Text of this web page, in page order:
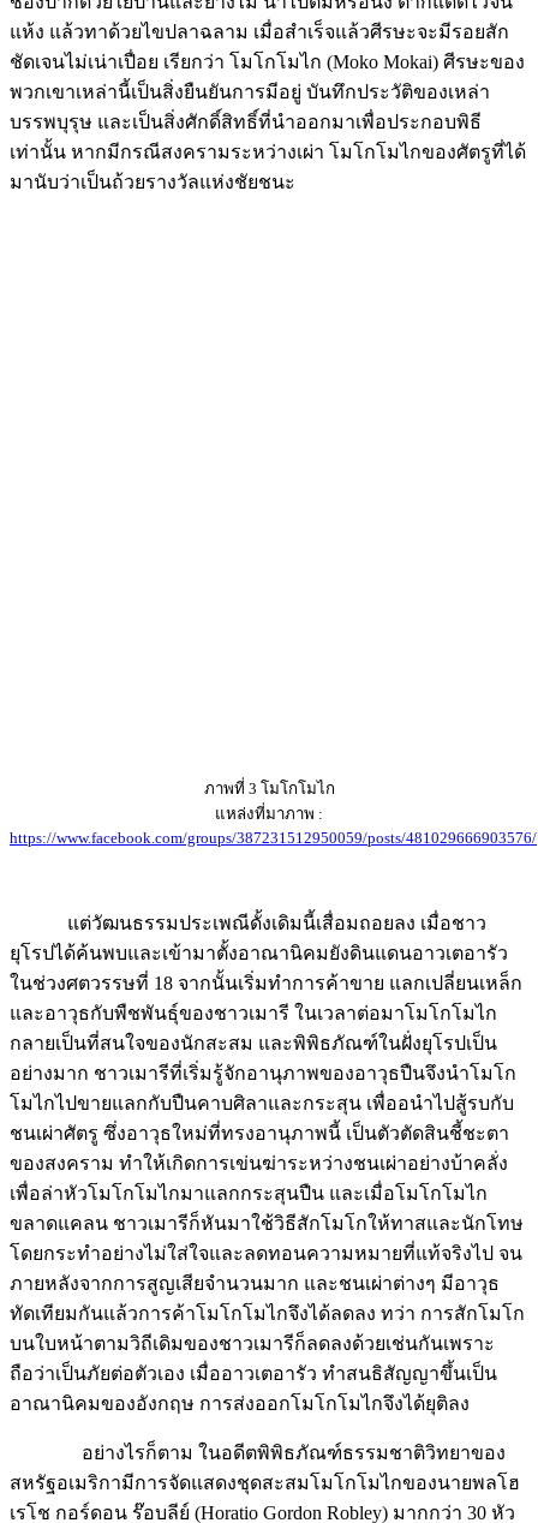
แห้ง แล้วทาด้วยไขปลาฉลาม เมื่อสำเร็จแล้วศีรษะจะมีรอยสัก
ชัดเจนไม่เน่าเปื่อย เรียกว่า โมโกโมไก (Moko Mokai) ศีรษะของ
พวกเขาเหล่านี้เป็นสิ่งยืนยันการมีอยู่ บันทึกประวัติของเหล่า
บรรพบุรุษ และเป็นสิ่งศักดิ์สิทธิ์ที่นำออกมาเพื่อประกอบพิธี
เท่านั้น หากมีกรณีสงครามระหว่างเผ่า โมโกโมไกของศัตรูที่ได้
มานับว่าเป็นถ้วยรางวัลแห่งชัยชนะ
ภาพที่ 3 โมโกโมไก
แหล่งที่มาภาพ :
https://www.facebook.com/groups/387231512950059/posts/481029666903576/
แต่วัฒนธรรมประเพณีดั้งเดิมนี้เสื่อมถอยลง เมื่อชาว
ยุโรปได้ค้นพบและเข้ามาตั้งอาณานิคมยังดินแดนอาวเตอารัว
ในช่วงศตวรรษที่ 18 จากนั้นเริ่มทำการค้าขาย แลกเปลี่ยนเหล็ก
และอาวุธกับพืชพันธุ์ของชาวเมารี ในเวลาต่อมาโมโกโมไก
กลายเป็นที่สนใจของนักสะสม และพิพิธภัณฑ์ในฝั่งยุโรปเป็น
อย่างมาก ชาวเมารีที่เริ่มรู้จักอานุภาพของอาวุธปืนจึงนำโมโก
โมไกไปขายแลกกับปืนคาบศิลาและกระสุน เพื่ออนำไปสู้รบกับ
ชนเผ่าศัตรู ซึ่งอาวุธใหม่ที่ทรงอานุภาพนี้ เป็นตัวตัดสินชี้ชะตา
ของสงคราม ทำให้เกิดการเข่นฆ่าระหว่างชนเผ่าอย่างบ้าคลั่ง
เพื่อล่าหัวโมโกโมไกมาแลกกระสุนปืน และเมื่อโมโกโมไก
ขลาดแคลน ชาวเมารีก็หันมาใช้วิธีสักโมโกให้ทาสและนักโทษ
โดยกระทำอย่างไม่ใส่ใจและลดทอนความหมายที่แท้จริงไป จน
ภายหลังจากการสูญเสียจำนวนมาก และชนเผ่าต่างๆ มีอาวุธ
ทัดเทียมกันแล้วการค้าโมโกโมไกจึงได้ลดลง ทว่า การสักโมโก
บนใบหน้าตามวิถีเดิมของชาวเมารีก็ลดลงด้วยเช่นกันเพราะ
ถือว่าเป็นภัยต่อตัวเอง เมื่ออาวเตอารัว ทำสนธิสัญญาขึ้นเป็น
อาณานิคมของอังกฤษ การส่งออกโมโกโมไกจึงได้ยุติลง
อย่างไรก็ตาม ในอดีตพิพิธภัณฑ์ธรรมชาติวิทยาของ
สหรัฐอเมริกามีการจัดแสดงชุดสะสมโมโกโมไกของนายพลโฮ
เรโช กอร์ดอน ร๊อบลีย์ (Horatio Gordon Robley) มากกว่า 30 หัว